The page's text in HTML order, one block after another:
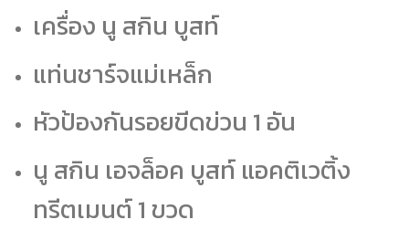
เครื่อง นู สกิน บูสท์
แท่นชาร์จแม่เหล็ก
หัวป้องกันรอยขีดข่วน 1 อัน
นู สกิน เอจล็อค บูสท์ แอคติเวติ้ง
ทรีตเมนต์ 1 ขวด